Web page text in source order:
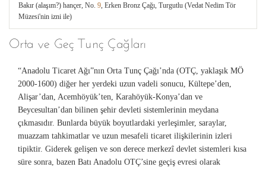
Bakır (alaşım?) hançer, No. 9, Erken Bronz Çağı, Turgutlu (Vedat Nedim Tör
Müzesi'nin izni ile)
Orta ve Geç Tunç Çağları
“Anadolu Ticaret Ağı”nın Orta Tunç Çağı’nda (OTÇ, yaklaşık MÖ
2000-1600) diğer her yerdeki uzun vadeli sonucu, Kültepe’den,
Alişar’dan, Acemhöyük’ten, Karahöyük-Konya’dan ve
Beycesultan’dan bilinen şehir devleti sistemlerinin meydana
çıkmasıdır. Bunlarda büyük boyutlardaki yerleşimler, saraylar,
muazzam tahkimatlar ve uzun mesafeli ticaret ilişkilerinin izleri
tipiktir. Giderek gelişen ve son derece merkezî devlet sistemleri kısa
süre sonra, bazen Batı Anadolu OTÇ’sine geçiş evresi olarak